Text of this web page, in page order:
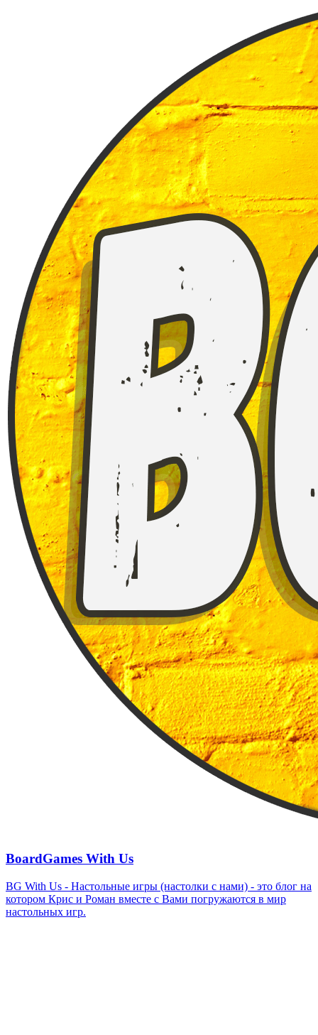
BoardGames With Us
BG With Us - Настольные игры (настолки с нами) - это блог на
котором Крис и Роман вместе с Вами погружаются в мир
настольных игр.